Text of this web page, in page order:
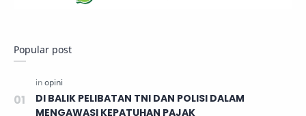
Popular post
DI BALIK PELIBATAN TNI DAN POLISI DALAM
MENGAWASI KEPATUHAN PAJAK